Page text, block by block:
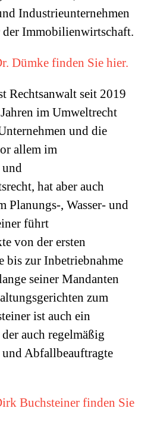
Industrieunternehmen
der Immobilienwirtschaft.
Dümke finden Sie hier.
Rechtsanwalt seit 2019
im Umweltrecht
und die
allem im
und
hat aber auch
Planungs-, Wasser- und
führt
von der ersten
bis zur Inbetriebnahme
seiner Mandanten
zum
ist auch ein
auch regelmäßig
Abfallbeauftragte
Buchsteiner finden Sie